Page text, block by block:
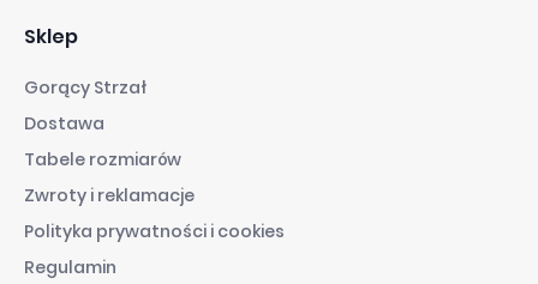
Sklep
Gorący Strzał
Dostawa
Tabele rozmiarów
Zwroty i reklamacje
Polityka prywatności i cookies
Regulamin